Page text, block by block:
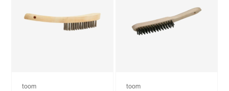
toom toom